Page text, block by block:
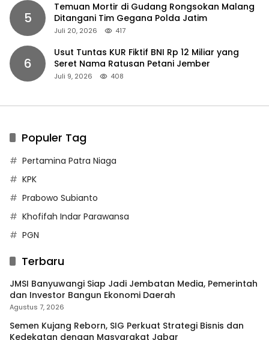
5
Temuan Mortir di Gudang Rongsokan Malang
Ditangani Tim Gegana Polda Jatim
Juli 20, 2026 417
6
Usut Tuntas KUR Fiktif BNI Rp 12 Miliar yang
Seret Nama Ratusan Petani Jember
Juli 9, 2026 408
Populer Tag
Pertamina Patra Niaga
KPK
Prabowo Subianto
Khofifah Indar Parawansa
PGN
Terbaru
JMSI Banyuwangi Siap Jadi Jembatan Media, Pemerintah
dan Investor Bangun Ekonomi Daerah
Agustus 7, 2026
Semen Kujang Reborn, SIG Perkuat Strategi Bisnis dan
Kedekatan dengan Masyarakat Jabar